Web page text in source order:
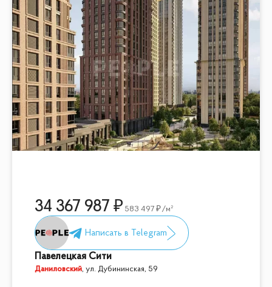
34 367 987 583 497 /м²
Павелецкая Сити
Даниловский, ул. Дубининская, 59